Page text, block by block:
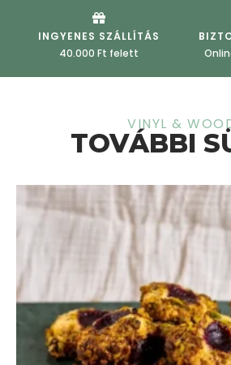
INGYENES SZÁLLÍTÁS
40.000 Ft felett
VINYL &
TOVÁBBI